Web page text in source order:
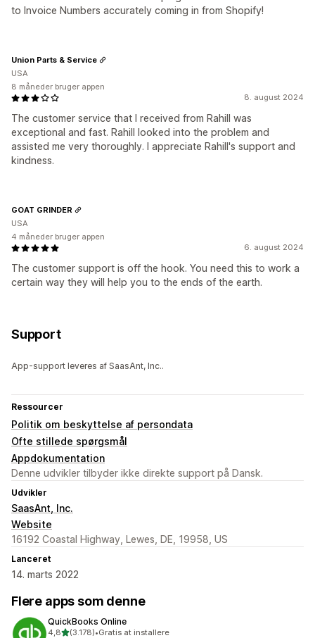
to Invoice Numbers accurately coming in from Shopify!
8. august 2024
The customer service that I received from Rahill was
exceptional and fast. Rahill looked into the problem and
assisted me very thoroughly. I appreciate Rahill's support and
kindness.
Union Parts & Service
USA
8 måneder bruger appen
6. august 2024
The customer support is off the hook. You need this to work a
certain way they will help you to the ends of the earth.
GOAT GRINDER
USA
4 måneder bruger appen
Support
App-support leveres af SaasAnt, Inc..
Ressourcer
Politik om beskyttelse af persondata
Ofte stillede spørgsmål
Appdokumentation
Denne udvikler tilbyder ikke direkte support på Dansk.
Udvikler
SaasAnt, Inc.
Website
16192 Coastal Highway, Lewes, DE, 19958, US
Lanceret
14. marts 2022
Flere apps som denne
QuickBooks Online
4,8ud af 5 stjerner
(3.178)•Gratis at installere